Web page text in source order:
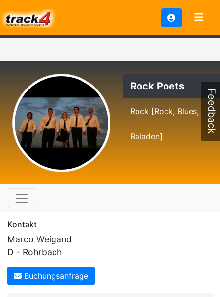
Rock Poets
Rock [Rock, Blues,
Baladen]
Kontakt
Marco Weigand
D - Rohrbach
Buchungsanfrage
Feedback